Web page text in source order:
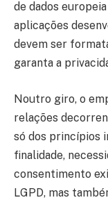
de dados
aplicações
devem ser
garanta a
Noutro giro, o
relações
só dos princípios
finalidade,
consentimento
LGPD, mas